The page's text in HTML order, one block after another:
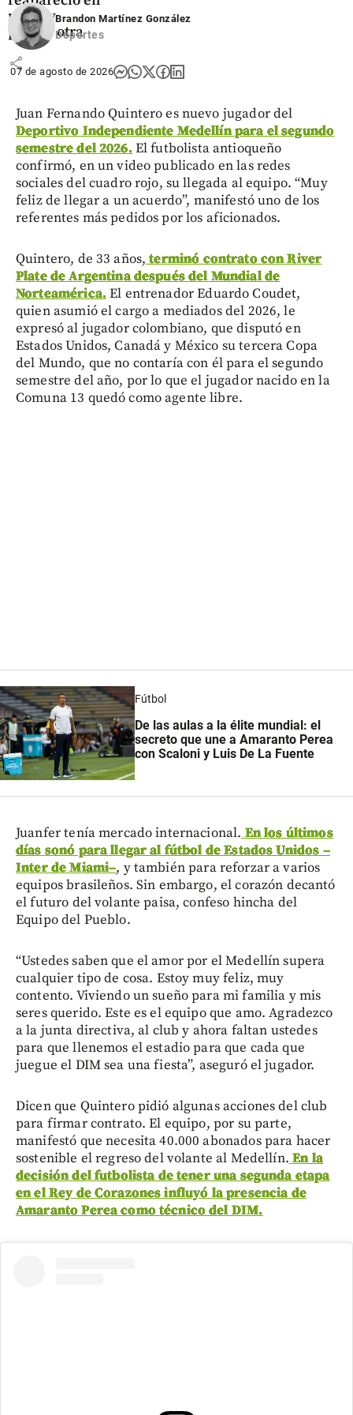
redes y
parece otra
share
Brandon Martínez González
Deportes
07 de agosto de 2026
Juan Fernando Quintero es nuevo jugador del
Deportivo Independiente Medellín para el segundo
semestre del 2026.El futbolista antioqueño
confirmó, en un video publicado en las redes
sociales del cuadro rojo, su llegada al equipo. “Muy
feliz de llegar a un acuerdo”, manifestó uno de los
referentes más pedidos por los aficionados.
Quintero, de 33 años,terminó contrato con River
Plate de Argentina después del Mundial de
Norteamérica.El entrenador Eduardo Coudet,
quien asumió el cargo a mediados del 2026, le
expresó al jugador colombiano, que disputó en
Estados Unidos, Canadá y México su tercera Copa
del Mundo, que no contaría con él para el segundo
semestre del año, por lo que el jugador nacido en la
Comuna 13 quedó como agente libre.
Fútbol
De las aulas a la élite mundial: el
secreto que une a Amaranto Perea
con Scaloni y Luis De La Fuente
Juanfer tenía mercado internacional. En los últimos
días sonó para llegar al fútbol de Estados Unidos –
Inter de Miami–, y también para reforzar a varios
equipos brasileños. Sin embargo, el corazón decantó
el futuro del volante paisa, confeso hincha del
Equipo del Pueblo.
“Ustedes saben que el amor por el Medellín supera
cualquier tipo de cosa. Estoy muy feliz, muy
contento. Viviendo un sueño para mi familia y mis
seres querido. Este es el equipo que amo. Agradezco
a la junta directiva, al club y ahora faltan ustedes
para que llenemos el estadio para que cada que
juegue el DIM sea una fiesta”, aseguró el jugador.
Dicen que Quintero pidió algunas acciones del club
para firmar contrato. El equipo, por su parte,
manifestó que necesita 40.000 abonados para hacer
sostenible el regreso del volante al Medellín. En la
decisión del futbolista de tener una segunda etapa
en el Rey de Corazones influyó la presencia de
Amaranto Perea como técnico del DIM.